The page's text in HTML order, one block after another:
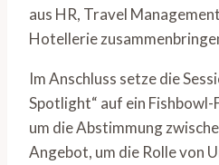
aus HR, Travel
Hotellerie
Im Anschluss setze die
Spotlight“ auf ein Fishbowl-
um die Abstimmung
Angebot, um die Rolle von